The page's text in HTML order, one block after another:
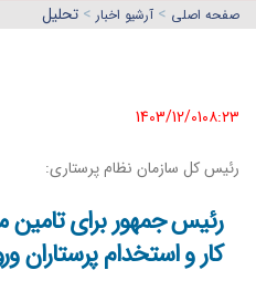
صفحه اصلي > آرشیو اخبار > تحلیل
1403/12/01٠٨:٢٣
رئیس کل سازمان نظام پرستاری:
رئیس جمهور برای تامین
کار و استخدام پرستاران